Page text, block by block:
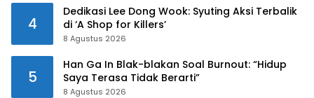
4
Dedikasi Lee Dong Wook: Syuting Aksi Terbalik
di ‘A Shop for Killers’
8 Agustus 2026
5
Han Ga In Blak-blakan Soal Burnout: “Hidup
Saya Terasa Tidak Berarti”
8 Agustus 2026